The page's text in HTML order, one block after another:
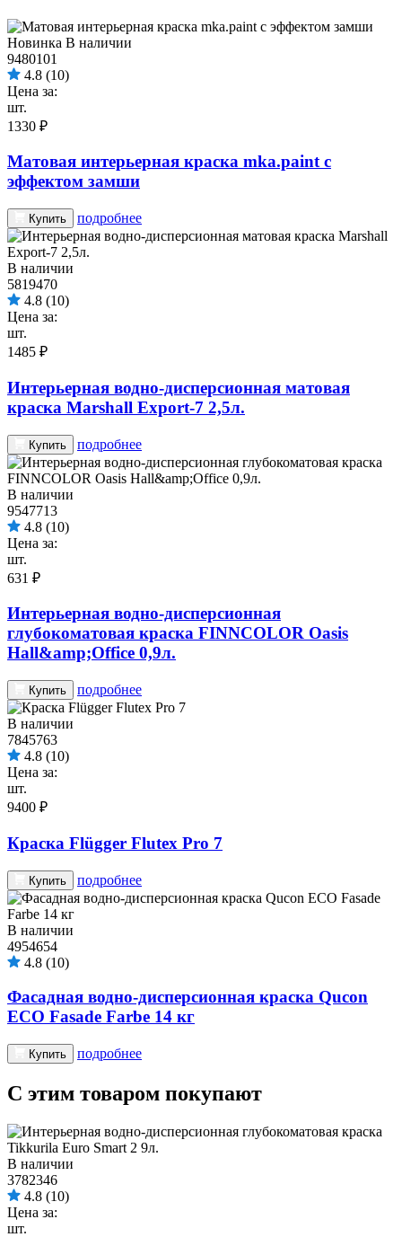
Новинка В наличии
9480101
4.8 (10)
Цена за:
шт.
1330 ₽
Матовая интерьерная краска mka.paint с
эффектом замши
Купить подробнее
В наличии
5819470
4.8 (10)
Цена за:
шт.
1485 ₽
Интерьерная водно-дисперсионная матовая
краска Marshall Export-7 2,5л.
Купить подробнее
В наличии
9547713
4.8 (10)
Цена за:
шт.
631 ₽
Интерьерная водно-дисперсионная
глубокоматовая краска FINNCOLOR Oasis
Hall&amp;Office 0,9л.
Купить подробнее
В наличии
7845763
4.8 (10)
Цена за:
шт.
9400 ₽
Краска Flügger Flutex Pro 7
Купить подробнее
В наличии
4954654
4.8 (10)
Фасадная водно-дисперсионная краска Qucon
ECO Fasade Farbe 14 кг
Купить подробнее
С этим товаром покупают
В наличии
3782346
4.8 (10)
Цена за:
шт.